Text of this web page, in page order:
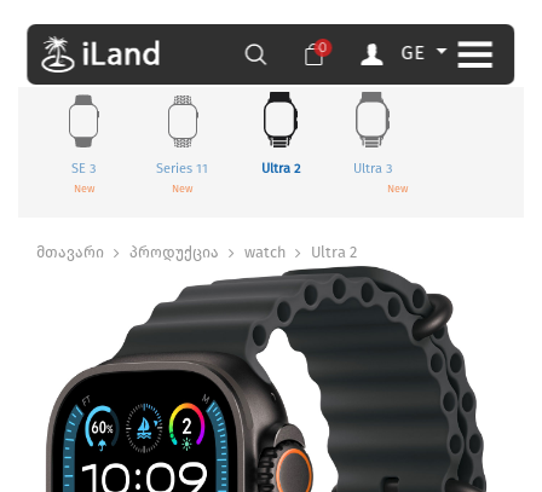
0 GE
SE 3
New
Series 11
New
Ultra 2 Ultra 3
New
მთავარი პროდუქცია watch Ultra 2